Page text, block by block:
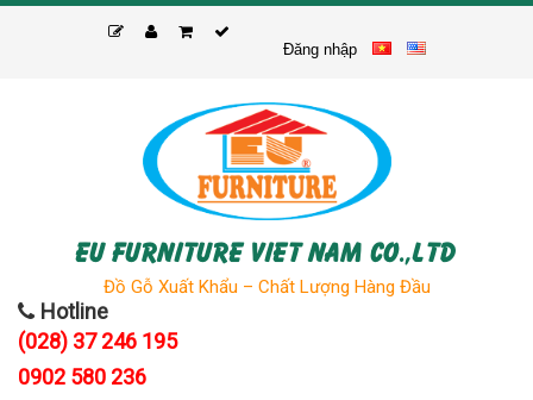
Skip
Đăng nhập
EU FURNITURE VIET NAM CO.,LTD
Đồ Gỗ Xuất Khẩu – Chất Lượng Hàng Đầu
Hotline
(028) 37 246 195
0902 580 236